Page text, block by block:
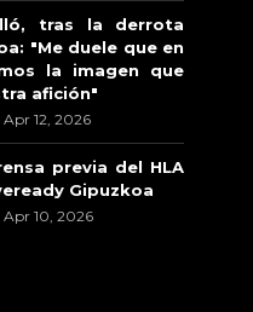
tras la derrota
"Me duele que en
la imagen que
afición"
Apr 12, 2026
previa del HLA
Gipuzkoa
Apr 10, 2026